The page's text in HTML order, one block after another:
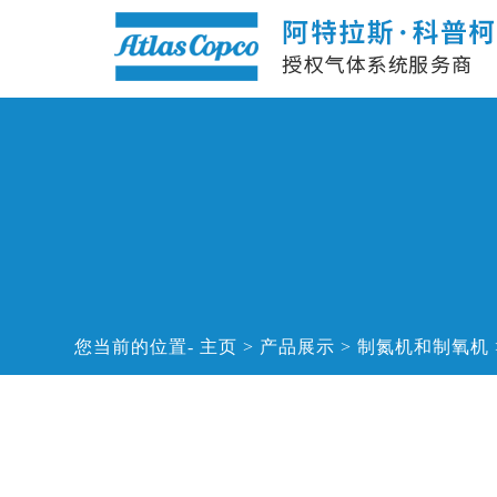
您当前的位置 主页 > 产品展示 >制氮机和制氧机